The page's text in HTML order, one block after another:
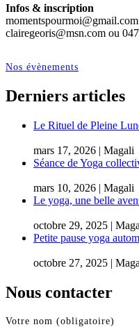
Infos & inscription
clairegeoris@msn.com ou
Nos évènements
Derniers articles
Le Rituel de Pleine
mars 17, 2026 | Magali
Séance de Yoga
mars 10, 2026 | Magali
Le yoga, une belle
octobre 29, 2025 |
Petite pause yoga
octobre 27, 2025 |
Nous contacter
Votre nom (obligatoire)